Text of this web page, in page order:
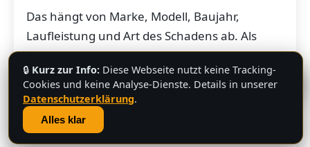
Das hängt von Marke, Modell, Baujahr,
Laufleistung und Art des Schadens ab. Als
grobe Richtung: Fahrzeuge mit Motorschaden
bringen je nach Restwert der Karosserie und
der Teile oft noch mehrere hundert bis
mehrere tausend Euro. Schicken Sie uns die
Fahrzeugdaten – Sie bekommen von uns eine
💬
🔒 Kurz zur Info: Diese Webseite nutzt keine Tracking-
Cookies und keine Analyse-Dienste. Details in unserer
Datenschutzerklärung.
Alles klar